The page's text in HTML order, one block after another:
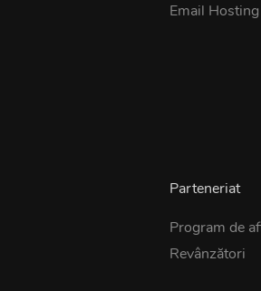
Email Hosting
Parteneriat
Program de
Revânzători